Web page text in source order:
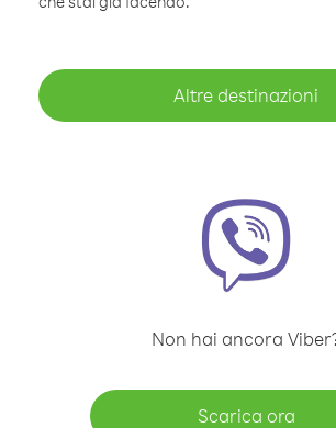
Altre destinazioni
Non hai ancora
Scarica ora